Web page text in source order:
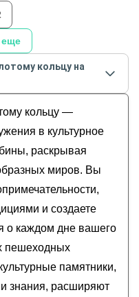
еще
кольцу на
до 85 000
кольцу —
в культурное
раскрывая
миров. Вы
и создаете
о каждом дне вашего
пешеходных
памятники,
знания, расширяют